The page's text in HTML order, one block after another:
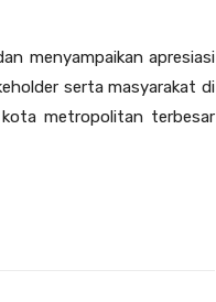
menyampaikan apresiasi
serta masyarakat di
metropolitan terbesar